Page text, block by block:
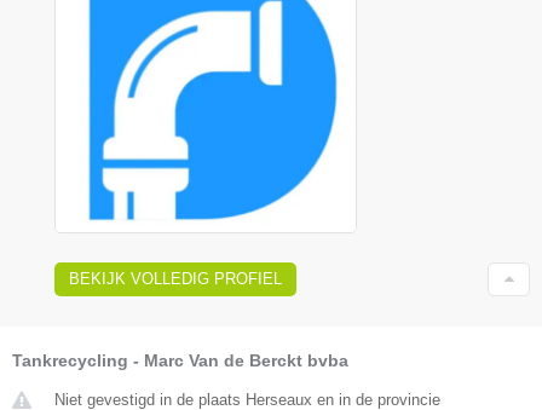
BEKIJK VOLLEDIG PROFIEL
Tankrecycling - Marc Van de Berckt bvba
Niet gevestigd in de plaats Herseaux en in de provincie